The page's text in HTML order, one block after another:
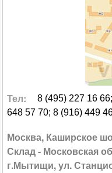
Тел:
8 (495) 227 16
648 57 70; 8 (916) 449
Москва, Каширское
Склад - Московская
г.Мытищи, ул.